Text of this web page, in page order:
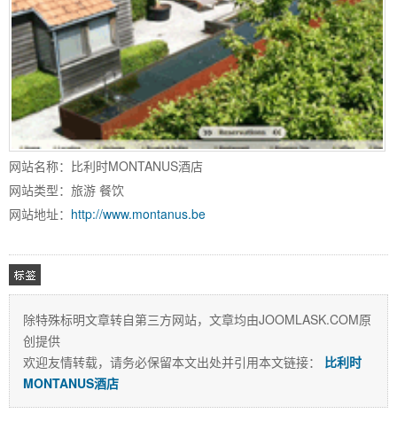
家,JOOMLA,JOOMLA模
板,JOOMLA教程,JOOMLA扩展
网站名称：比利时MONTANUS酒店
网站类型：旅游 餐饮
网站地址： http://www.montanus.be
相关
除特殊标明文章转自第三方网站，文章均由JOOMLASK.COM原
创提供
欢迎友情转载，请务必保留本文出处并引用本文链接：
比利时
MONTANUS酒店